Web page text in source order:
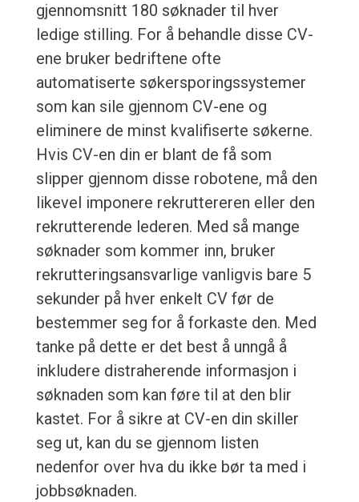
gjennomsnitt 180 søknader til hver
ledige stilling. For å behandle disse CV-
ene bruker bedriftene ofte
automatiserte søkersporingssystemer
som kan sile gjennom CV-ene og
eliminere de minst kvalifiserte søkerne.
Hvis CV-en din er blant de få som
slipper gjennom disse robotene, må den
likevel imponere rekruttereren eller den
rekrutterende lederen. Med så mange
søknader som kommer inn, bruker
rekrutteringsansvarlige vanligvis bare 5
sekunder på hver enkelt CV før de
bestemmer seg for å forkaste den. Med
tanke på dette er det best å unngå å
inkludere distraherende informasjon i
søknaden som kan føre til at den blir
kastet. For å sikre at CV-en din skiller
seg ut, kan du se gjennom listen
nedenfor over hva du ikke bør ta med i
jobbsøknaden.